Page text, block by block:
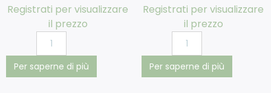
Registrati per visualizzare
il prezzo
Per saperne di più
Registrati per visualizzare
il prezzo
Per saperne di più